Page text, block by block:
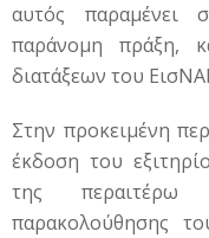
αυτός παραμένει
παράνομη πράξη,
διατάξεων του
Στην προκειμένη
έκδοση του
της περαιτέρω
παρακολούθησης